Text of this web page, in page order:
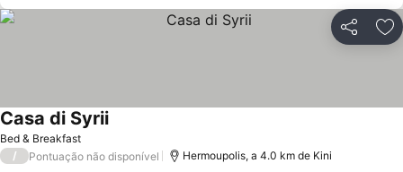
Partilhar
Bed & Breakfast
Casa di Syrii
/ Pontuação não disponível Hermoupolis, a 4.0 km de Kini